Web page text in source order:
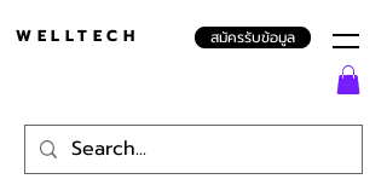
WELLTECH สมัครรับข้อมูล